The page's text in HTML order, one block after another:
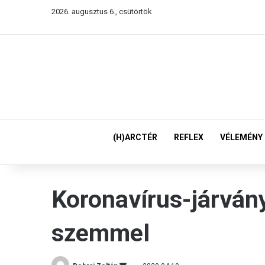
2026. augusztus 6., csütörtök
(H)ARCTÉR REFLEX VÉLEMÉNY
Koronavírus-
szemmel